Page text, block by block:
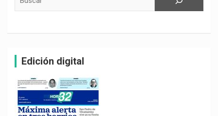
Edición digital